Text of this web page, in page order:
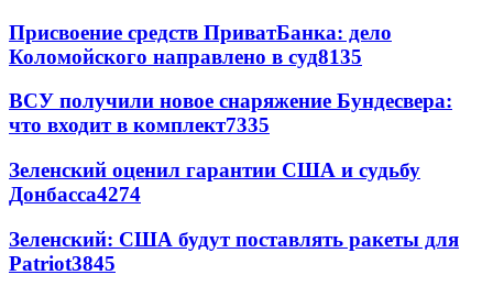
Присвоение средств ПриватБанка: дело
Коломойского направлено в суд8135
ВСУ получили новое снаряжение Бундесвера:
что входит в комплект7335
Зеленский оценил гарантии США и судьбу
Донбасса4274
Зеленский: США будут поставлять ракеты для
Patriot3845